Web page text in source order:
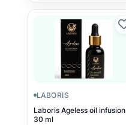
LABORIS
Laboris Ageless oil infusion
30 ml